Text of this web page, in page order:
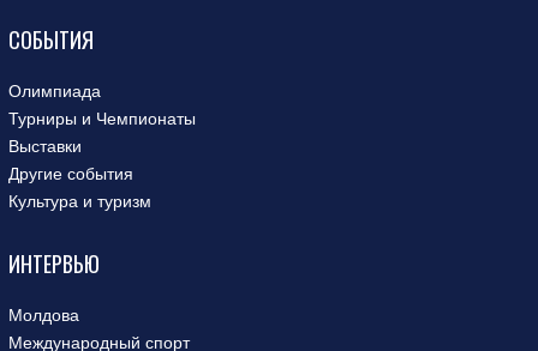
СОБЫТИЯ
Олимпиада
Турниры и Чемпионаты
Выставки
Другие события
Культура и туризм
ИНТЕРВЬЮ
Молдова
Международный спорт